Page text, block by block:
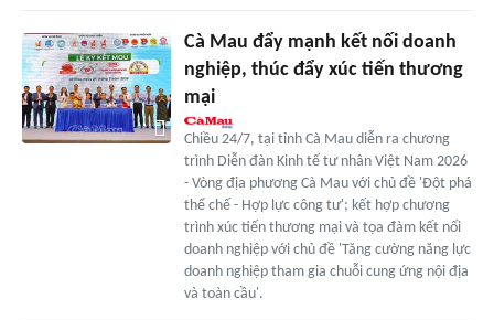
Cà Mau đẩy mạnh kết nối doanh
nghiệp, thúc đẩy xúc tiến thương
mại
Chiều 24/7, tại tỉnh Cà Mau diễn ra chương
trình Diễn đàn Kinh tế tư nhân Việt Nam 2026
- Vòng địa phương Cà Mau với chủ đề 'Đột phá
thể chế - Hợp lực công tư'; kết hợp chương
trình xúc tiến thương mại và tọa đàm kết nối
doanh nghiệp với chủ đề 'Tăng cường năng lực
doanh nghiệp tham gia chuỗi cung ứng nội địa
và toàn cầu'.